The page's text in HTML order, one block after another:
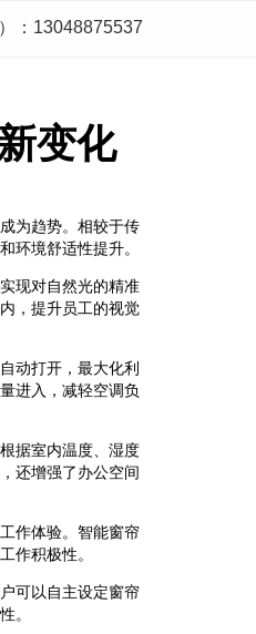
：13048875537
变化
为趋势。相较于传
环境舒适性提升。
现对自然光的精准
，提升员工的视觉
动打开，最大化利
进入，减轻空调负
据室内温度、湿度
还增强了办公空间
作体验。智能窗帘
作积极性。
可以自主设定窗帘
。